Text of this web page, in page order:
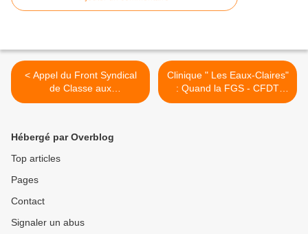
< Appel du Front Syndical
de Classe aux
organisations syndicales de
Clinique " Les Eaux-Claires"
: Quand la FGS - CFDT
pete un plomb révisionniste
Hébergé par Overblog
Top articles
Pages
Contact
Signaler un abus